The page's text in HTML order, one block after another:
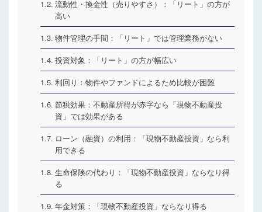
流動性・換金性（売りやすさ）：「リート」の方が
高い
物件管理の手間：「リート」では管理業務がない
投資対象：「リート」の方が幅広い
利回り：物件やファンドによるため比較が困難
節税効果：不動産所得が赤字なら「現物不動産投
資」では効果がある
ローン（融資）の利用：「現物不動産投資」なら利
用できる
生命保険の代わり：「現物不動産投資」ならなり得
る
年金対策：「現物不動産投資」ならなり得る